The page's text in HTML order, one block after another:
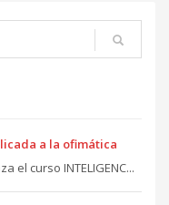
a la ofimática
el curso INTELIGENC...